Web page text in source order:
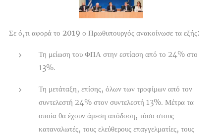
Σε ό,τι αφορά το 2019 ο Πρωθυπουργός ανακοίνωσε τα εξής:
Τη μείωση του ΦΠΑ στην εστίαση από το 24% στο
13%.
Τη μετάταξη, επίσης, όλων των τροφίμων από τον
συντελεστή 24% στον συντελεστή 13%. Μέτρα τα
οποία θα έχουν άμεση απόδοση, τόσο στους
καταναλωτές, τους ελεύθερους επαγγελματίες, τους